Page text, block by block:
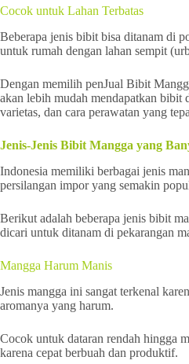
Cocok untuk Lahan Terbatas
Beberapa jenis bibit bisa ditanam di
untuk rumah dengan lahan sempit
Dengan memilih penJual Bibit
akan lebih mudah mendapatkan bibit
varietas, dan cara perawatan yang
Jenis-Jenis Bibit Mangga yang
Indonesia memiliki berbagai jenis
persilangan impor yang semakin
Berikut adalah beberapa jenis bibit
dicari untuk ditanam di pekarangan
Mangga Harum Manis
Jenis mangga ini sangat terkenal
aromanya yang harum.
Cocok untuk dataran rendah hingga
karena cepat berbuah dan produktif.